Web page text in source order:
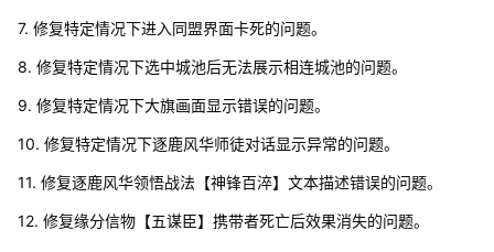
7. 修复特定情况下进入同盟界面卡死的问题。
8. 修复特定情况下选中城池后无法展示相连城池的问题。
9. 修复特定情况下大旗画面显示错误的问题。
10. 修复特定情况下逐鹿风华师徒对话显示异常的问题。
11. 修复逐鹿风华领悟战法【神锋百淬】文本描述错误的问题。
12. 修复缘分信物【五谋臣】携带者死亡后效果消失的问题。